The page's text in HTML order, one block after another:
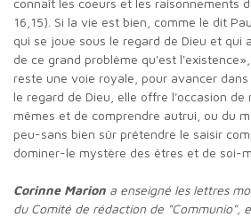
16,15). Si la vie est bien, comme le dit
qui se joue sous le regard de Dieu et qui
de ce grand problème qu'est
reste une voie royale, pour avancer
le regard de Dieu, elle offre l'occasion
mêmes et de comprendre autrui, ou du
peu-sans bien sûr prétendre le saisir
dominer-le mystère des êtres et de soi-
Corinne Marion a enseigné les lettres
du Comité de rédaction de "Communio",